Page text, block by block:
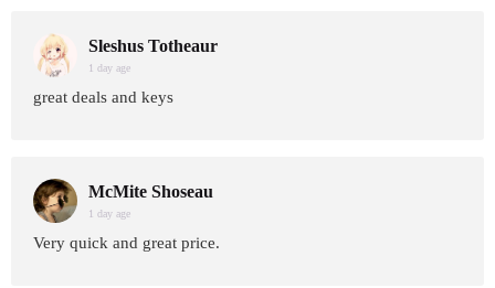
Sleshus Totheaur
1 day age
great deals and keys
McMite Shoseau
1 day age
Very quick and great price.